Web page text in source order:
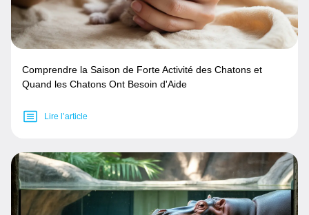
Comprendre la Saison de Forte Activité des Chatons et
Quand les Chatons Ont Besoin d'Aide
Lire l’article